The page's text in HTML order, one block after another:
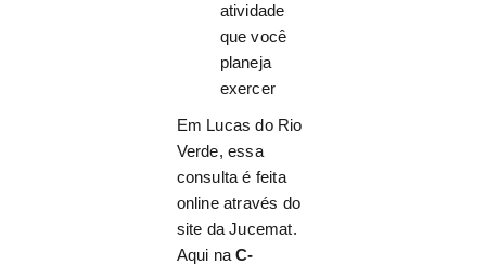
atividade
que você
planeja
exercer
Em Lucas do Rio
Verde, essa
consulta é feita
online através do
site da Jucemat.
Aqui naC-